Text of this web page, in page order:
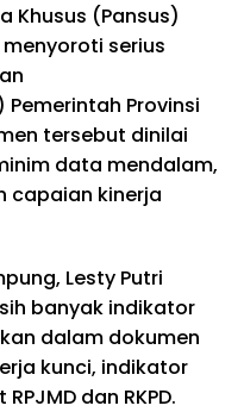
Khusus (Pansus)
menyoroti serius
Provinsi
tersebut dinilai
data mendalam,
capaian kinerja
Lesty Putri
banyak indikator
dalam dokumen
kunci, indikator
dan RKPD.